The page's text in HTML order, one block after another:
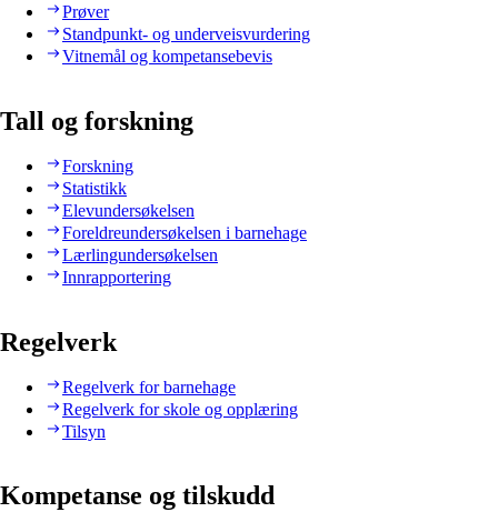
Prøver
Standpunkt- og underveisvurdering
Vitnemål og kompetansebevis
Tall og forskning
Forskning
Statistikk
Elevundersøkelsen
Foreldreundersøkelsen i barnehage
Lærlingundersøkelsen
Innrapportering
Regelverk
Regelverk for barnehage
Regelverk for skole og opplæring
Tilsyn
Kompetanse og tilskudd